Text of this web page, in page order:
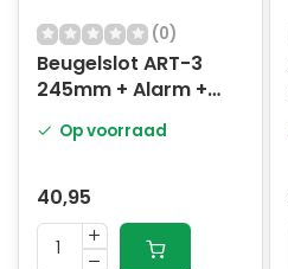
(0)
Beugelslot ART-3
245mm + Alarm +
Op voorraad
40,95